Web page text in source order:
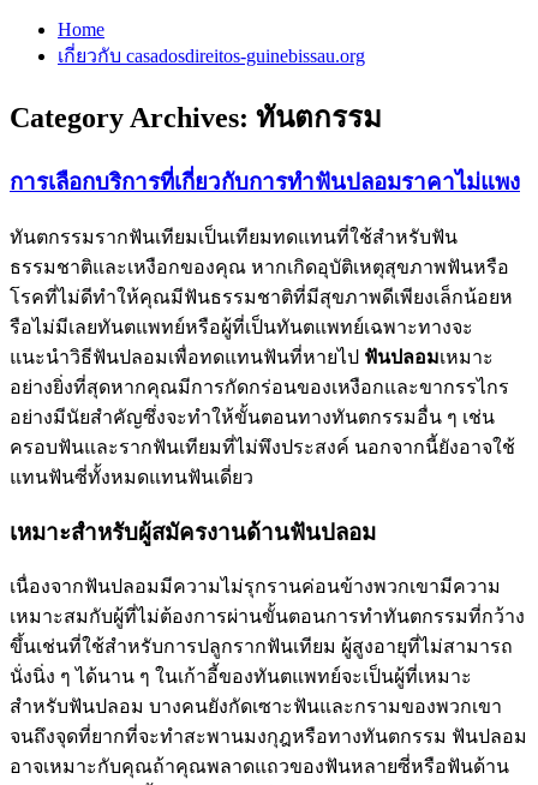
Home
เกี่ยวกับ casadosdireitos-guinebissau.org
Category Archives: ทันตกรรม
การเลือกบริการที่เกี่ยวกับการทำฟันปลอมราคาไม่แพง
ทันตกรรมรากฟันเทียมเป็นเทียมทดแทนที่ใช้สำหรับฟัน
ธรรมชาติและเหงือกของคุณ หากเกิดอุบัติเหตุสุขภาพฟันหรือ
โรคที่ไม่ดีทำให้คุณมีฟันธรรมชาติที่มีสุขภาพดีเพียงเล็กน้อยห
รือไม่มีเลยทันตแพทย์หรือผู้ที่เป็นทันตแพทย์เฉพาะทางจะ
แนะนำวิธีฟันปลอมเพื่อทดแทนฟันที่หายไป ฟันปลอมเหมาะ
อย่างยิ่งที่สุดหากคุณมีการกัดกร่อนของเหงือกและขากรรไกร
อย่างมีนัยสำคัญซึ่งจะทำให้ขั้นตอนทางทันตกรรมอื่น ๆ เช่น
ครอบฟันและรากฟันเทียมที่ไม่พึงประสงค์ นอกจากนี้ยังอาจใช้
แทนฟันซี่ทั้งหมดแทนฟันเดี่ยว
เหมาะสำหรับผู้สมัครงานด้านฟันปลอม
เนื่องจากฟันปลอมมีความไม่รุกรานค่อนข้างพวกเขามีความ
เหมาะสมกับผู้ที่ไม่ต้องการผ่านขั้นตอนการทำทันตกรรมที่กว้าง
ขึ้นเช่นที่ใช้สำหรับการปลูกรากฟันเทียม ผู้สูงอายุที่ไม่สามารถ
นั่งนิ่ง ๆ ได้นาน ๆ ในเก้าอี้ของทันตแพทย์จะเป็นผู้ที่เหมาะ
สำหรับฟันปลอม บางคนยังกัดเซาะฟันและกรามของพวกเขา
จนถึงจุดที่ยากที่จะทำสะพานมงกุฎหรือทางทันตกรรม ฟันปลอม
อาจเหมาะกับคุณถ้าคุณพลาดแถวของฟันหลายซี่หรือฟันด้าน